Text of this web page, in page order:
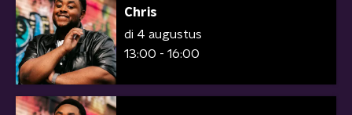
Chris
di 4 augustus
13:00 - 16:00